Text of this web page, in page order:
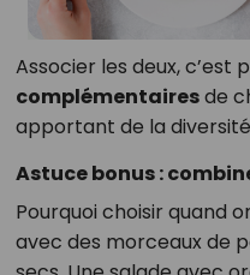
Associer les deux, c’est
complémentairesde
apportant de la
Astuce bonus :
Pourquoi choisir quand
avec des morceaux de